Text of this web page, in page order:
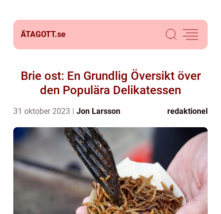
ÄTAGOTT.se
Brie ost: En Grundlig Översikt över
den Populära Delikatessen
31 oktober 2023 Jon Larsson redaktionel